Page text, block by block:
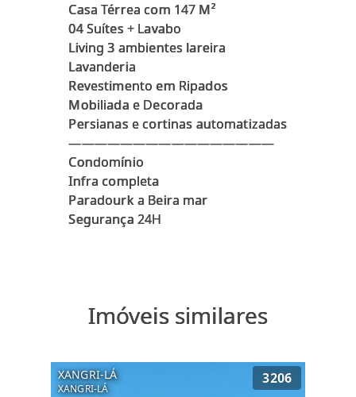
Casa Térrea com 147 M²
04 Suítes + Lavabo
Living 3 ambientes lareira
Lavanderia
Revestimento em Ripados
Mobiliada e Decorada
Persianas e cortinas automatizadas
————————————————
Condomínio
Infra completa
Paradourk a Beira mar
Imóveis similares
XANGRI-LÁ
XANGRI-LÁ
3206